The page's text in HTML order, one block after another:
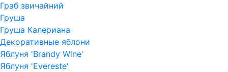
Граб звичайний
Груша
Груша Калериана
Декоративные яблони
Яблуня 'Brandy Wine'
Яблуня 'Evereste'